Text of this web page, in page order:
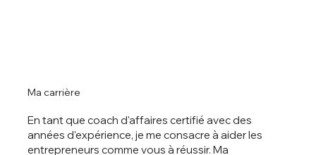
En tant que coach d'affaires certifié avec des
années d'expérience, je me consacre à aider les
entrepreneurs comme vous à réussir. Ma
Ma carrière